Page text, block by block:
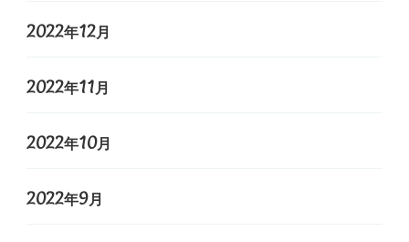
2022年12月
2022年11月
2022年10月
2022年9月